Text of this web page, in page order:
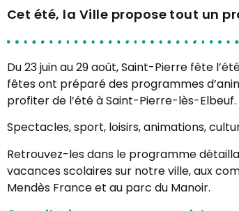
Cet été, la Ville propose tout un
Du 23 juin au 29 août, Saint-Pierre fête
fêtes ont préparé des programmes
profiter de l’été à Saint-Pierre-lès-Elbeuf.
Spectacles, sport, loisirs, animations,
Retrouvez-les dans le programme
vacances scolaires sur notre ville, aux
Mendès France et au parc du Manoir.